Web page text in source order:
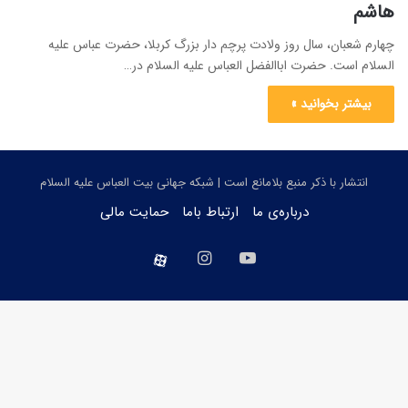
هاشم
چهارم شعبان، سال روز ولادت پرچم دار بزرگ کربلا، حضرت عباس علیه
السلام است. حضرت اباالفضل العباس علیه السلام در…
بیشتر بخوانید »
انتشار با ذکر منبع بلامانع است | شبکه جهانی بیت العباس علیه السلام
درباره‌ی ما ارتباط باما حمایت مالی
یوتیوب اینستاگرام